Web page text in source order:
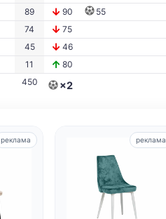
89 90 55
74 75
45 46
11 80
450 ×2
реклама реклама